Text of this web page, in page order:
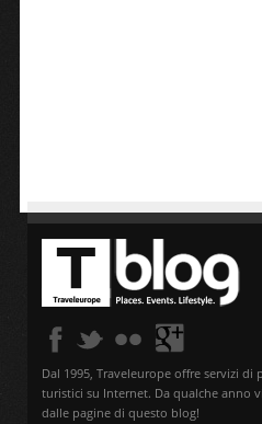
Dal 1995, Traveleurope offre servizi
turistici su Internet. Da qualche anno
dalle pagine di questo blog!